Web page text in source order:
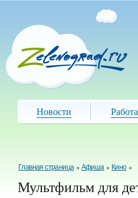
Новости Работа
Главная страница »Афиша » Кино »
Мультфильм для